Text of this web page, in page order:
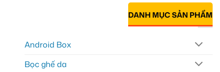
DANH MỤC SẢN PHẨM
Android Box
Bọc ghế da